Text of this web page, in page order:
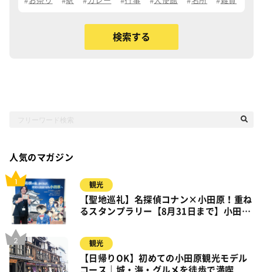
人気のマガジン
観光
【聖地巡礼】名探偵コナン×小田原！重ね
るスタンプラリー【8月31日まで】小田
観光
【日帰りOK】初めての小田原観光モデル
コース｜城・海・グルメを徒歩で満喫